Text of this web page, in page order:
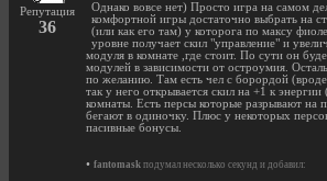
Репутация
36
Однако вовсе нет) Просто игра на самом
комфортной игры достаточно выбрать на
(или как его там) у которога по максу
уровне получает скил "управление" и
модуля в комнате ,где стоит. По сути он
модулей в зависимости от остроумия.
по желанию. Там есть чел с борордой
так у него открывается скил на +1 к
комнаты. Есть персы которые разрывают на
бегают в одиночку. Плюс у некоторых
пасивные бонусы.
• fantomask подумал несколько секунд и добавил: